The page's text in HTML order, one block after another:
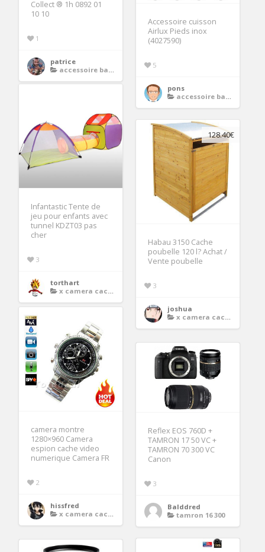
Collect ® 1h 0892 01
10 10
1
patrice
accessoire barbecue
Accessoire cuisson
Airlux Pieds inox
(4027590)
5
pons
accessoire barbecue
Infantastic Tente de
jeu pour enfants avec
tunnel KDZT03 pas
cher
3
torthart
x camera cache
128.40€
Habau 3150 Cache
poubelle 120 l? Achat /
Vente poubelle
3
joshua
x camera cache
camera montre
1280×960 Camera
espion cache video
numerique Camera FR
2
hissfred
x camera cache
Reflex EOS 760D +
TAMRON 17 50 VC +
TAMRON 70 300 VC
Canon
3
Balddred
tamron 16 300